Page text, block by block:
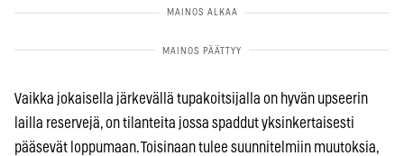
Vaikka jokaisella järkevällä tupakoitsijalla on hyvän upseerin
lailla reservejä, on tilanteita jossa spaddut yksinkertaisesti
pääsevät loppumaan. Toisinaan tulee suunnitelmiin muutoksia,